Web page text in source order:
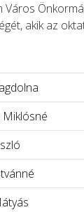
Város
akik az
Miklósné